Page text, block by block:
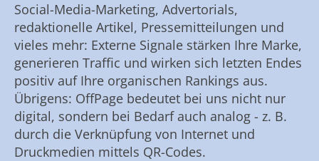
Social-Media-Marketing, Advertorials,
redaktionelle Artikel, Pressemitteilungen und
vieles mehr: Externe Signale stärken Ihre Marke,
generieren Traffic und wirken sich letzten Endes
positiv auf Ihre organischen Rankings aus.
Übrigens: OffPage bedeutet bei uns nicht nur
digital, sondern bei Bedarf auch analog - z. B.
durch die Verknüpfung von Internet und
Druckmedien mittels QR-Codes.